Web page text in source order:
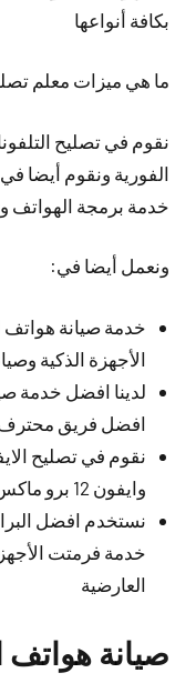
بكافة أنواعها
ما هي ميزات معلم
نقوم في تصليح
الفورية ونقوم أيضا
خدمة برمجة الهواتف
ونعمل أيضا في:
خدمة صيانة هواتف
الأجهزة الذكية
لدينا افضل خدمة
افضل فريق محترف
وايفون 12 برو ماكس عبر معلم تصليح ايفون العارضية
نستخدم افضل
خدمة فرمتت
العارضية
صيانة هواتف